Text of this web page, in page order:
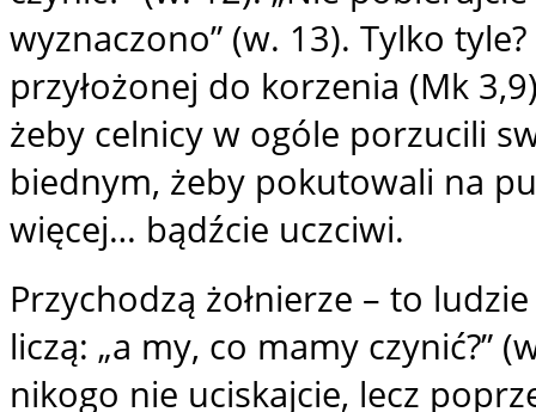
wyznaczono” (w. 13). Tylko
przyłożonej do korzenia (Mk
żeby celnicy w ogóle porzucili
biednym, żeby pokutowali na
więcej… bądźcie uczciwi.
Przychodzą żołnierze – to
liczą: „a my, co mamy czynić?”
nikogo nie uciskajcie, lecz